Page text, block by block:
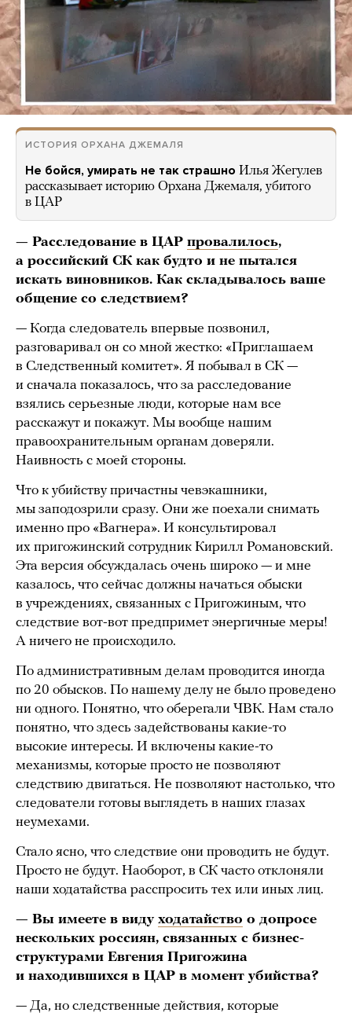
ИСТОРИЯ ОРХАНА ДЖЕМАЛЯ
Не бойся, умирать не так страшно Илья Жегулев
рассказывает историю Орхана Джемаля, убитого
в ЦАР
— Расследование в ЦАР провалилось,
а российский СК как будто и не пытался
искать виновников. Как складывалось ваше
общение со следствием?
— Когда следователь впервые позвонил,
разговаривал он со мной жестко: «Приглашаем
в Следственный комитет». Я побывал в СК —
и сначала показалось, что за расследование
взялись серьезные люди, которые нам все
расскажут и покажут. Мы вообще нашим
правоохранительным органам доверяли.
Наивность с моей стороны.
Что к убийству причастны чевэкашники,
мы заподозрили сразу. Они же поехали снимать
именно про «Вагнера». И консультировал
их пригожинский сотрудник Кирилл Романовский.
Эта версия обсуждалась очень широко — и мне
казалось, что сейчас должны начаться обыски
в учреждениях, связанных с Пригожиным, что
следствие вот-вот предпримет энергичные меры!
А ничего не происходило.
По административным делам проводится иногда
по 20 обысков. По нашему делу не было проведено
ни одного. Понятно, что оберегали ЧВК. Нам стало
понятно, что здесь задействованы какие-то
высокие интересы. И включены какие-то
механизмы, которые просто не позволяют
следствию двигаться. Не позволяют настолько, что
следователи готовы выглядеть в наших глазах
неумехами.
Стало ясно, что следствие они проводить не будут.
Просто не будут. Наоборот, в СК часто отклоняли
наши ходатайства расспросить тех или иных лиц.
— Вы имеете в виду ходатайство о допросе
нескольких россиян, связанных с бизнес-
структурами Евгения Пригожина
и находившихся в ЦАР в момент убийства?
— Да, но следственные действия, которые